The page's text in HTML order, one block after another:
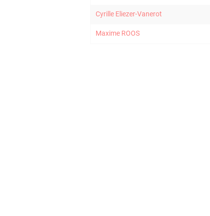
Cyrille Eliezer-Vanerot
Maxime ROOS